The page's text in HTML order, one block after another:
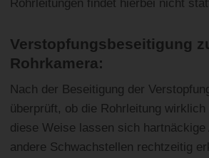
Rohrleitungen findet hierbei nicht
Verstopfungsbeseitigung
Rohrkamera:
Nach der Beseitigung der
überprüft, ob die Rohrleitung
diese Weise lassen sich
andere Schwachstellen rechtzeitig